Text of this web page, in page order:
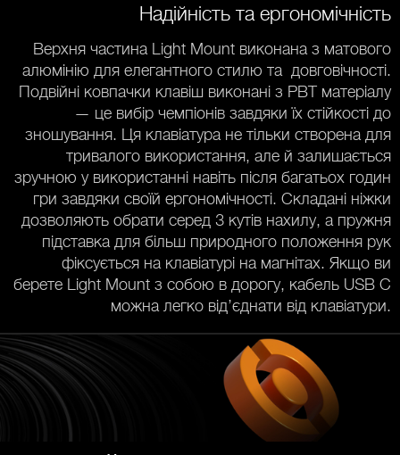
Надійність та ергономічність
Верхня частина Light Mount виконана з матового
алюмінію для елегантного стилю та довговічності.
Подвійні ковпачки клавіш виконані з PBT матеріалу
— це вибір чемпіонів завдяки їх стійкості до
зношування. Ця клавіатура не тільки створена для
тривалого використання, але й залишається
зручною у використанні навіть після багатьох годин
гри завдяки своїй ергономічності. Складані ніжки
дозволяють обрати серед 3 кутів нахилу, а пружня
підставка для більш природного положення рук
фіксується на клавіатурі на магнітах. Якщо ви
берете Light Mount з собою в дорогу, кабель USB C
можна легко від’єднати від клавіатури.